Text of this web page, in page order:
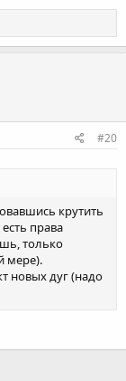
#20
крутить
права
только
мере).
новых дуг (надо